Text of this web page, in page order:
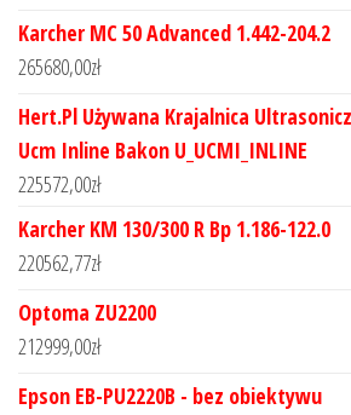
Karcher MC 50 Advanced 1.442-204.2
265680,00zł
Hert.Pl Używana Krajalnica
Ucm Inline Bakon U_UCMI_INLINE
225572,00zł
Karcher KM 130/300 R Bp 1.186-122.0
220562,77zł
Optoma ZU2200
212999,00zł
Epson EB-PU2220B - bez obiektywu